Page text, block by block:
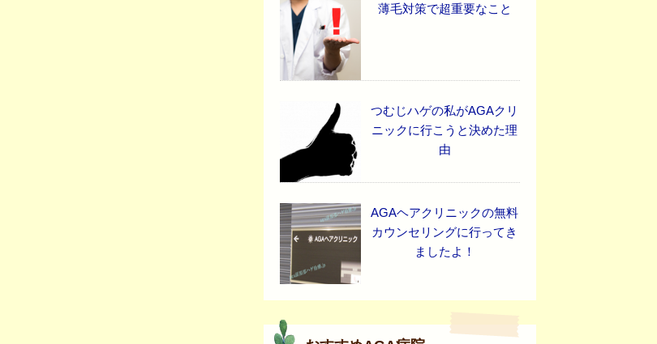
薄毛対策で超重要なこと
つむじハゲの私がAGAクリ
ニックに行こうと決めた理
由
AGAヘアクリニックの無料
カウンセリングに行ってき
ましたよ！